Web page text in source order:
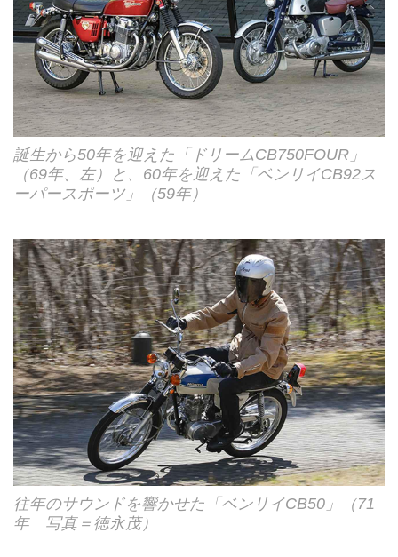
誕生から50年を迎えた「ドリームCB750FOUR」
（69年、左）と、60年を迎えた「ベンリイCB92ス
ーパースポーツ」（59年）
往年のサウンドを響かせた「ベンリイCB50」（71
年 写真＝徳永茂）